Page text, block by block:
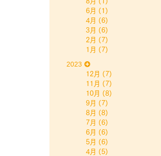
6月
(1)
4月
(6)
3月
(6)
2月
(7)
1月
(7)
2023
12月
(7)
11月
(7)
10月
(8)
9月
(7)
8月
(8)
7月
(6)
6月
(6)
5月
(6)
4月
(5)